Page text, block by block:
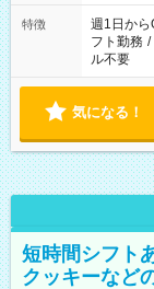
ください
特徴 週1日から
フト勤務 /
ル不要
気になる！
短時間シフト
クッキーなど